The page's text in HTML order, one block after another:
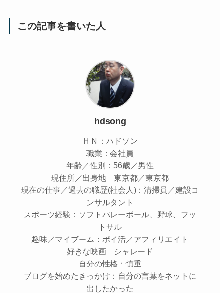
この記事を書いた人
hdsong
ＨＮ：ハドソン
職業：会社員
年齢／性別：56歳／男性
現住所／出身地：東京都／東京都
現在の仕事／過去の職歴(社会人)：清掃員／建設コ
ンサルタント
スポーツ経験：ソフトバレーボール、野球、フッ
トサル
趣味／マイブーム：ポイ活／アフィリエイト
好きな映画：シャレード
自分の性格：慎重
ブログを始めたきっかけ：自分の言葉をネットに
出したかった